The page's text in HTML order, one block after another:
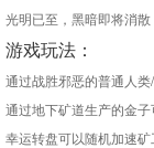
光明已至，黑暗即将消散
游戏玩法：
通过战胜邪恶的普通人
通过地下矿道生产的金
幸运转盘可以随机加速矿